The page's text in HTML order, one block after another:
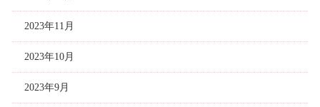
2023年11月
2023年10月
2023年9月